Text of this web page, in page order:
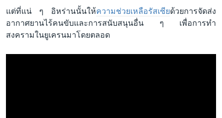
แต่ที่แน่ ๆ อิหร่านนั้นให้ความช่วยเหลือรัสเซียด้วยการจัดส่ง
อากาศยานไร้คนขับและการสนับสนุนอื่น ๆ เพื่อการทำ
สงครามในยูเครนมาโดยตลอด